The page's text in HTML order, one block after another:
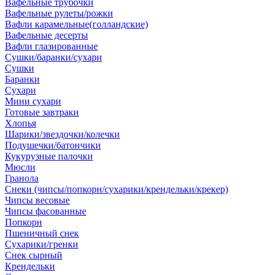
Вафельные трубочки
Вафельные рулеты/рожки
Вафли карамельные(голландские)
Вафельные десерты
Вафли глазированные
Сушки/баранки/сухари
Сушки
Баранки
Сухари
Мини сухари
Готовые завтраки
Хлопья
Шарики/звездочки/колечки
Подушечки/батончики
Кукурузные палочки
Мюсли
Гранола
Снеки (чипсы/попкорн/сухарики/крендельки/крекер)
Чипсы весовые
Чипсы фасованные
Попкорн
Пшеничный снек
Сухарики/гренки
Снек сырный
Крендельки